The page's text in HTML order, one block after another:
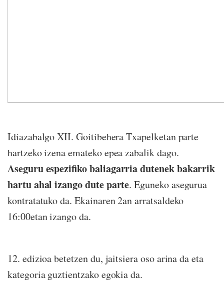
Idiazabalgo XII. Goitibehera Txapelketan parte
hartzeko izena emateko epea zabalik dago.
Aseguru espezifiko baliagarriadutenek bakarrik
hartu ahal izango dute parte. Eguneko asegurua
kontratatuko da. Ekainaren 2an arratsaldeko
16:00etan izango da.
12. edizioa betetzen du, jaitsiera oso arina da eta
kategoria guztientzako egokia da.